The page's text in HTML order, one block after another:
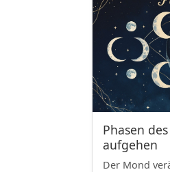
Phasen
aufgehen
Der Mond